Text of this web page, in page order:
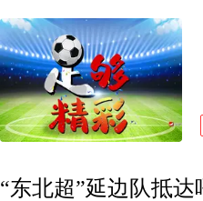
“东北超”延边队抵